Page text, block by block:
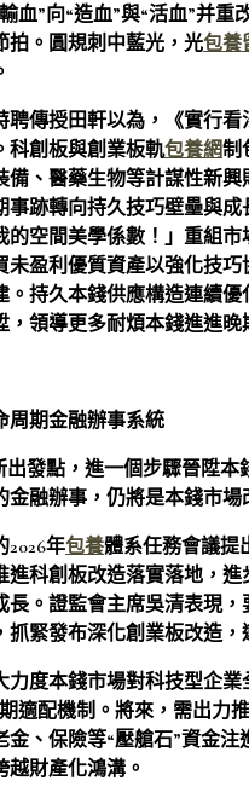
輸血”向“造血”與“活血”并
拍。圓規刺中藍光，光包養
聘傳授田軒以為，《實行
科創板與創業板軌包養網制
備、醫藥生物等計謀性新
事跡轉向持久技巧壁壘與
的空間美學係數！」重組
未盈利優質資產以強化技
。持久本錢供應構造連續
領導更多耐煩本錢進進晚
周期金融辦事系統
出發點，進一個步驟晉陞
融辦事，仍將是本錢市場
年包養體系任務會議提
進科創板改造落實落地，
長。證監會主席吳清表現
抓緊發布深化創業板改造，
力度本錢市場對科技型企
適配機制。將來，需出力
金、保險等“壓艙石”資金
財產化鴻溝。